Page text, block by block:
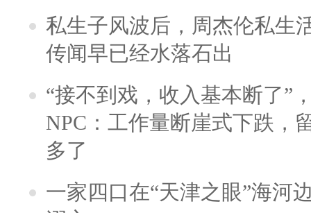
私生子风波后，周杰伦私生
传闻早已经水落石出
“接不到戏，收入基本断了”
NPC：工作量断崖式下跌，
多了
一家四口在“天津之眼”海河